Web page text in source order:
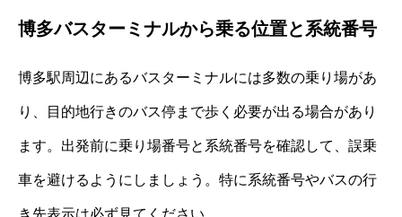
博多バスターミナルから乗る位置と系統番号
博多駅周辺にあるバスターミナルには多数の乗り場があ
り、目的地行きのバス停まで歩く必要が出る場合があり
ます。出発前に乗り場番号と系統番号を確認して、誤乗
車を避けるようにしましょう。特に系統番号やバスの行